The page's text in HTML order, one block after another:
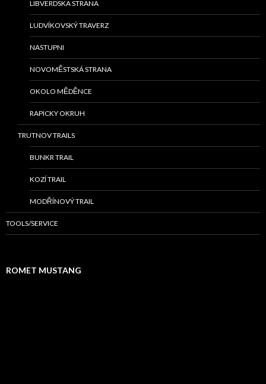
LIBVERDSKA STRANA
LUDVÍKOVSKÝ TRAVERZ
NASTUPNI
NOVOMĚSTSKÁ STRANA
OKOLO MĚDĚNCE
RAPICKY OKRUH
TRUTNOV TRAILS
BUNKR TRAIL
KOZÍ TRAIL
MODŘÍNOVÝ TRAIL
TOOLS/SERVICE
ROMET MUSTANG